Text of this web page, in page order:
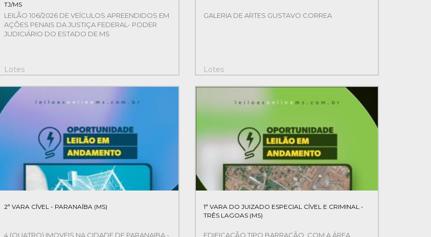
TJ/MS
LEILÃO 106/2026 DE VEÍCULOS APREENDIDOS EM
AÇÕES PENAIS DA JUSTIÇA FEDERAL- PODER
JUDICIÁRIO DO ESTADO DE MS
2
Lotes
GALERIA DE ARTES GUSTAVO CORREA
39
Lotes
2ª VARA CÍVEL - PARANAÍBA (MS)
4 (QUATRO) IMOVEIS NA CIDADE DE PARANAIBA -
1ª VARA DO JUIZADO ESPECIAL CÍVEL E CRIMINAL -
TRÊS LAGOAS (MS)
EDIFICAÇÃO TIPO BARRACÃO, COM A ÁREA